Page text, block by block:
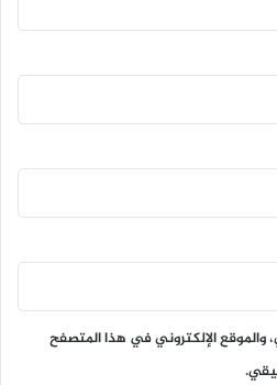
والموقع الإلكتروني في هذا المتصفح